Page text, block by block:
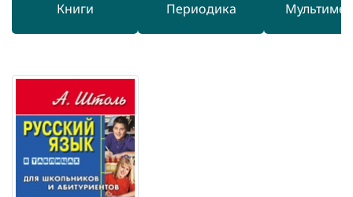
Книги Периодика